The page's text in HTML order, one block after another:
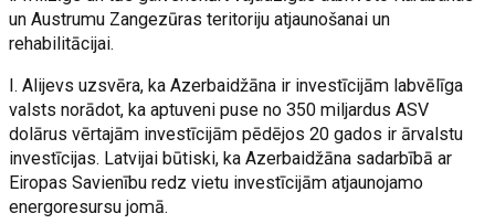
un Austrumu Zangezūras teritoriju atjaunošanai un
rehabilitācijai.
I. Alijevs uzsvēra, ka Azerbaidžāna ir investīcijām labvēlīga
valsts norādot, ka aptuveni puse no 350 miljardus ASV
dolārus vērtajām investīcijām pēdējos 20 gados ir ārvalstu
investīcijas. Latvijai būtiski, ka Azerbaidžāna sadarbībā ar
Eiropas Savienību redz vietu investīcijām atjaunojamo
energoresursu jomā.